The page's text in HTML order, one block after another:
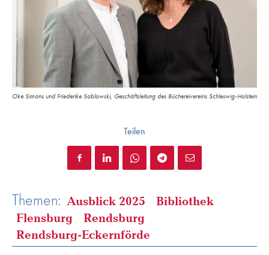
Oke Simons und Friederike Sablowski, Geschäftsleitung des Büchereivereins Schleswig-Holstein
Teilen
Themen: Ausblick 2025
Bibliothek
Flensburg
Rendsburg
Rendsburg-Eckernförde